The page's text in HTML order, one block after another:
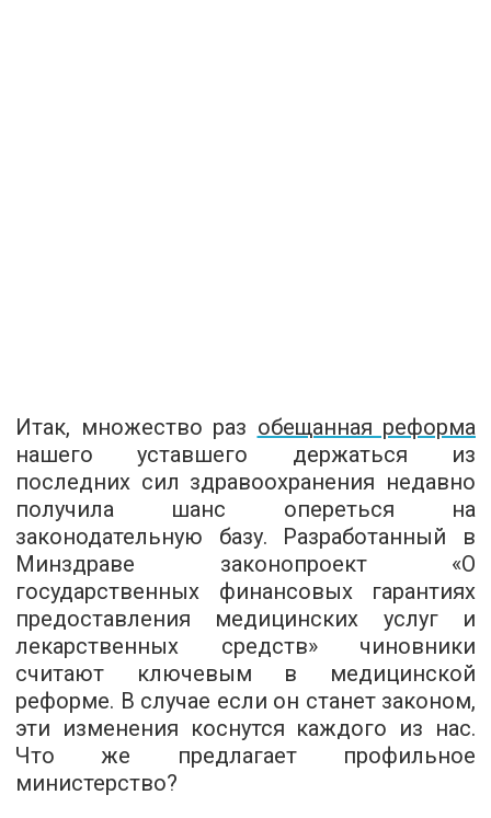
Итак, множество раз обещанная реформа
нашего уставшего держаться из
последних сил здравоохранения недавно
получила шанс опереться на
законодательную базу. Разработанный в
Минздраве законопроект «О
государственных финансовых гарантиях
предоставления медицинских услуг и
лекарственных средств» чиновники
считают ключевым в медицинской
реформе. В случае если он станет законом,
эти изменения коснутся каждого из нас.
Что же предлагает профильное
министерство?